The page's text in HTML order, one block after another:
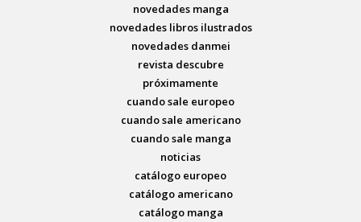
novedades manga
novedades libros ilustrados
novedades danmei
revista descubre
próximamente
cuando sale europeo
cuando sale americano
cuando sale manga
noticias
catálogo europeo
catálogo americano
catálogo manga